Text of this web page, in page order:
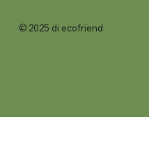
© 2025 di ecofriend